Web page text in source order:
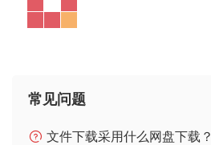
常见问题
文件下载采用什么网盘下载？